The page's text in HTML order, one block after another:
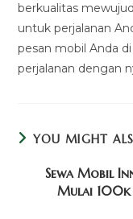
berkualitas
untuk perjalanan
pesan mobil Anda
perjalanan dengan
YOU MIGHT
Sewa Mobil
Mulai 100k